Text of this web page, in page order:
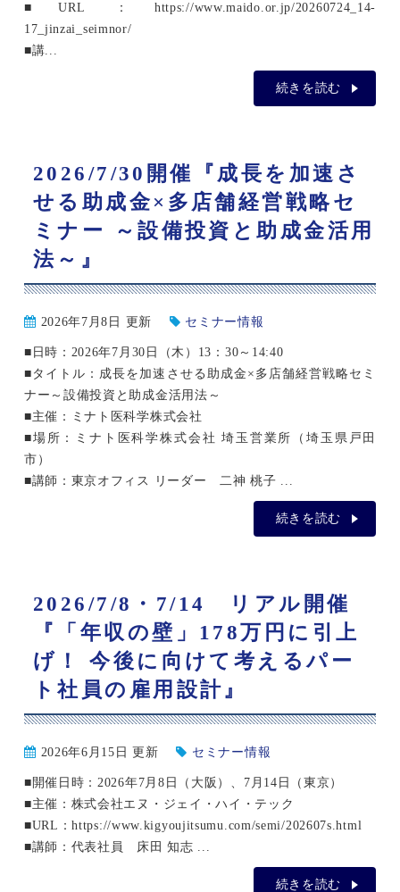
■URL ：https://www.maido.or.jp/20260724_14-
17_jinzai_seimnor/
■講...
続きを読む
2026/7/30開催『成長を加速さ
せる助成金×多店舗経営戦略セ
ミナー ～設備投資と助成金活用
法～』
2026年7月8日 更新 セミナー情報
■日時：2026年7月30日（木）13：30～14:40
■タイトル：成長を加速させる助成金×多店舗経営戦略セミ
ナー～設備投資と助成金活用法～
■主催：ミナト医科学株式会社
■場所：ミナト医科学株式会社 埼玉営業所（埼玉県戸田
市）
■講師：東京オフィス リーダー 二神 桃子 ...
続きを読む
2026/7/8・7/14 リアル開催
『「年収の壁」178万円に引上
げ！ 今後に向けて考えるパー
ト社員の雇用設計』
2026年6月15日 更新 セミナー情報
■開催日時：2026年7月8日（大阪）、7月14日（東京）
■主催：株式会社エヌ・ジェイ・ハイ・テック
■URL：https://www.kigyoujitsumu.com/semi/202607s.html
■講師：代表社員 床田 知志 ...
続きを読む